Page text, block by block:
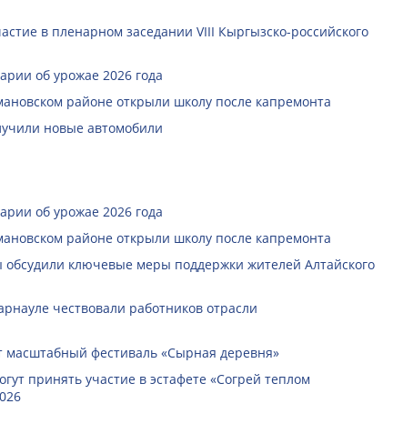
в пленарном заседании VIII Кыргызско-российского
об урожае 2026 года
районе открыли школу после капремонта
новые автомобили
об урожае 2026 года
районе открыли школу после капремонта
обсудили ключевые меры поддержки жителей Алтайского
чествовали работников отрасли
масштабный фестиваль «Сырная деревня»
принять участие в эстафете «Согрей теплом